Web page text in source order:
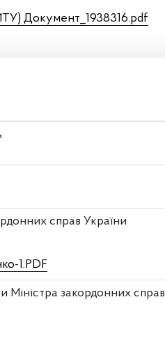
Документ_1938316.pdf
справ України
1.PDF
Міністра закордонних справ